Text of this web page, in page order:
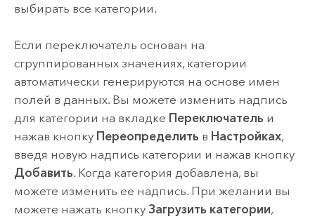
выбирать все категории.
Если переключатель основан на
сгруппированных значениях, категории
автоматически генерируются на основе имен
полей в данных. Вы можете изменить надпись
для категории на вкладке Переключатель и
нажав кнопку Переопределить в Настройках,
введя новую надпись категории и нажав кнопку
Добавить. Когда категория добавлена, вы
можете изменить ее надпись. При желании вы
можете нажать кнопку Загрузить категории,